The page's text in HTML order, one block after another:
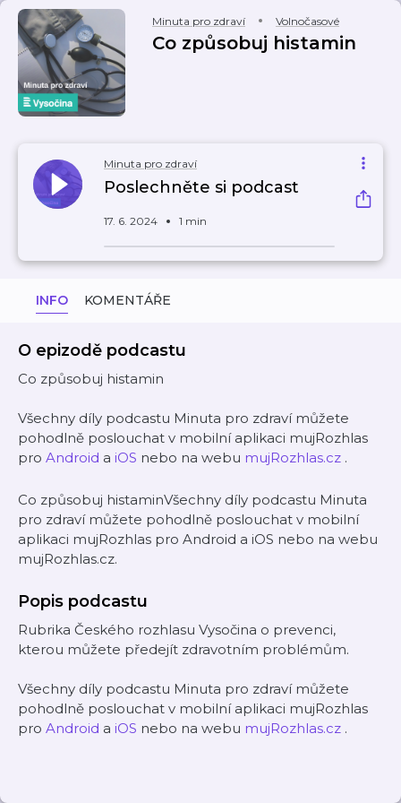
Minuta pro zdraví Volnočasové
Co způsobuj histamin
Minuta pro zdraví
Poslechněte si podcast
17. 6. 2024 1 min
INFO KOMENTÁŘE
O epizodě podcastu
Co způsobuj histamin
Všechny díly podcastu Minuta pro zdraví můžete
pohodlně poslouchat v mobilní aplikaci mujRozhlas
pro Android a iOS nebo na webu mujRozhlas.cz .
Co způsobuj histaminVšechny díly podcastu Minuta
pro zdraví můžete pohodlně poslouchat v mobilní
aplikaci mujRozhlas pro Android a iOS nebo na webu
mujRozhlas.cz.
Popis podcastu
Rubrika Českého rozhlasu Vysočina o prevenci,
kterou můžete předejít zdravotním problémům.
Všechny díly podcastu Minuta pro zdraví můžete
pohodlně poslouchat v mobilní aplikaci mujRozhlas
pro Android a iOS nebo na webu mujRozhlas.cz .